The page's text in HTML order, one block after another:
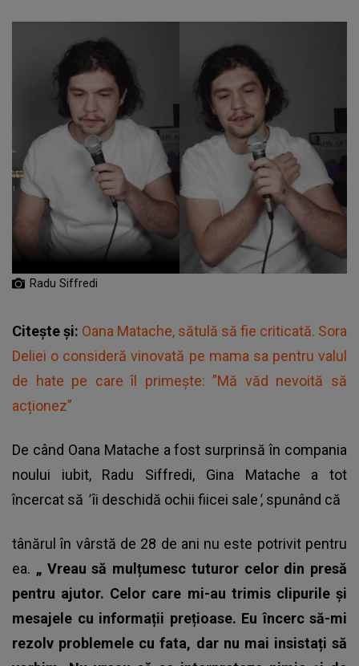
Radu Siffredi
Citește și: Oana Matache, sătulă să fie criticată. Sora
Deliei o consideră vinovată pe mama sa pentru valul
de hate pe care îl primește: ”Mă văd nevoită să
acționez”
De când Oana Matache a fost surprinsă în compania
noului iubit, Radu Siffredi, Gina Matache a tot
încercat să 'îi deschidă ochii fiicei sale, spunând că
tânărul în vârstă de 28 de ani nu este potrivit pentru
ea. „ Vreau să mulțumesc tuturor celor din presă
pentru ajutor. Celor care mi-au trimis clipurile și
mesajele cu informații prețioase. Eu încerc să-mi
rezolv problemele cu fata, dar nu mai insistați să